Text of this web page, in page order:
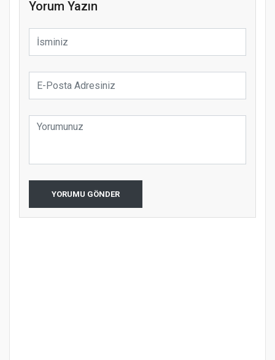
Yorum Yazın
YORUMU GÖNDER